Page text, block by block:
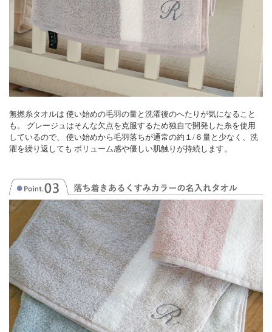
無撚糸タオルは 使い始めの毛羽の量と洗濯後のへたりが気になること
も。 グレージュはそんな欠点を克服するため独自で開発した糸を使用
しているので、 使い始めから毛羽落ちが通常の約１/６量と少なく、洗
濯を繰り返しても ボリューム感や優しい肌触りが持続します。